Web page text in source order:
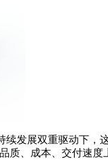
发展双重驱动下，
质、成本、交付速度